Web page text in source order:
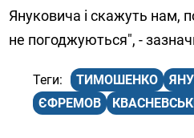
Януковича і скажуть нам,
не погоджуються", -
ТИМОШЕНКО
ЄФРЕМОВ